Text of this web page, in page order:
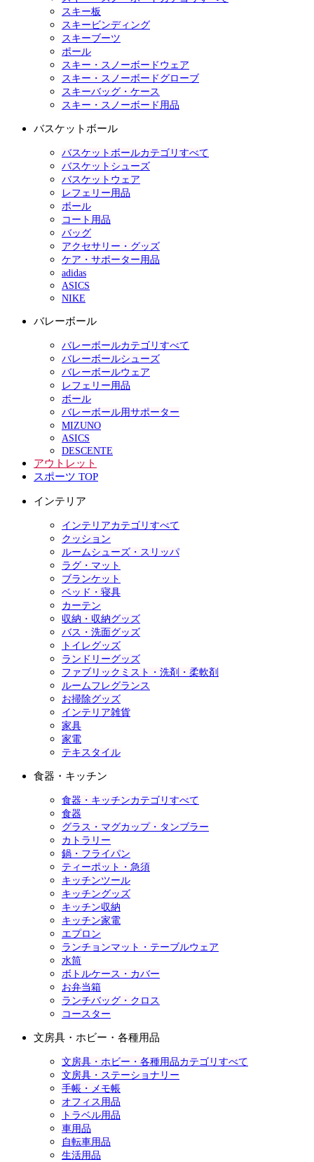
スキー板
スキービンディング
スキーブーツ
ポール
スキー・スノーボードウェア
スキー・スノーボードグローブ
スキーバッグ・ケース
スキー・スノーボード用品
バスケットボール
バスケットボールカテゴリすべて
バスケットシューズ
バスケットウェア
レフェリー用品
ボール
コート用品
バッグ
アクセサリー・グッズ
ケア・サポーター用品
adidas
ASICS
NIKE
バレーボール
バレーボールカテゴリすべて
バレーボールシューズ
バレーボールウェア
レフェリー用品
ボール
バレーボール用サポーター
MIZUNO
ASICS
DESCENTE
アウトレット
スポーツ TOP
インテリア
インテリアカテゴリすべて
クッション
ルームシューズ・スリッパ
ラグ・マット
ブランケット
ベッド・寝具
カーテン
収納・収納グッズ
バス・洗面グッズ
トイレグッズ
ランドリーグッズ
ファブリックミスト・洗剤・柔軟剤
ルームフレグランス
お掃除グッズ
インテリア雑貨
家具
家電
テキスタイル
食器・キッチン
食器・キッチンカテゴリすべて
食器
グラス・マグカップ・タンブラー
カトラリー
鍋・フライパン
ティーポット・急須
キッチンツール
キッチングッズ
キッチン収納
キッチン家電
エプロン
ランチョンマット・テーブルウェア
水筒
ボトルケース・カバー
お弁当箱
ランチバッグ・クロス
コースター
文房具・ホビー・各種用品
文房具・ホビー・各種用品カテゴリすべて
文房具・ステーショナリー
手帳・メモ帳
オフィス用品
トラベル用品
車用品
自転車用品
生活用品